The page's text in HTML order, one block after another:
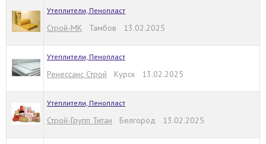
Утеплители, Пенопласт
Строй-МК Тамбов 13.02.2025
Утеплители, Пенопласт
Ренессанс Строй Курск 13.02.2025
Утеплители, Пенопласт
Строй-Групп Титан Белгород 13.02.2025